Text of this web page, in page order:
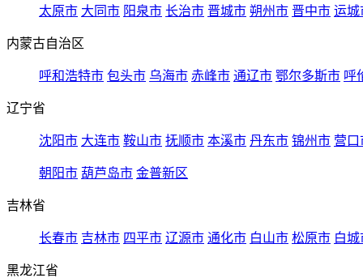
太原市 大同市 阳泉市 长治市 晋城市 朔州市 晋中市 运城
内蒙古自治区
呼和浩特市 包头市 乌海市 赤峰市 通辽市 鄂尔多斯市 呼
辽宁省
沈阳市 大连市 鞍山市 抚顺市 本溪市 丹东市 锦州市 营口
朝阳市 葫芦岛市 金普新区
吉林省
长春市 吉林市 四平市 辽源市 通化市 白山市 松原市 白城
黑龙江省